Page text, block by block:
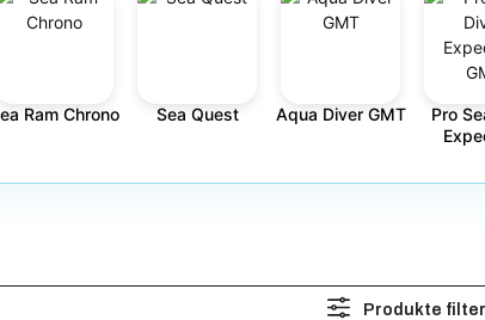
Ram Chrono Sea Quest Aqua Diver GMT
Pro
Produkte